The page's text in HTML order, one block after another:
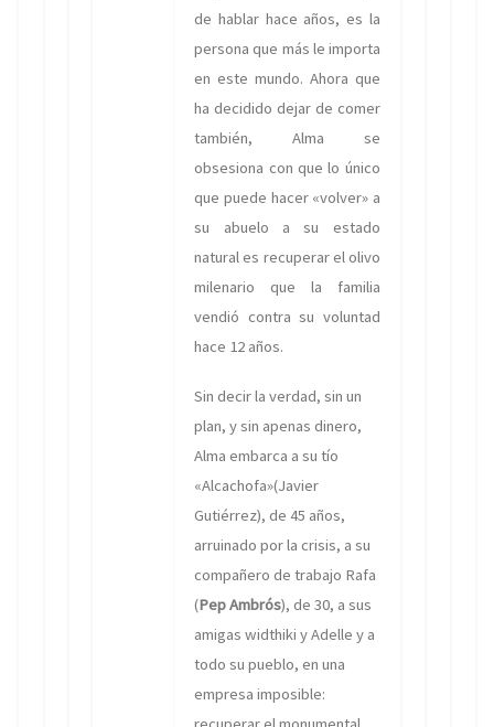
de hablar hace años, es la
persona que más le importa
en este mundo. Ahora que
ha decidido dejar de comer
también, Alma se
obsesiona con que lo único
que puede hacer «volver» a
su abuelo a su estado
natural es recuperar el olivo
milenario que la familia
vendió contra su voluntad
hace 12 años.
Sin decir la verdad, sin un
plan, y sin apenas dinero,
Alma embarca a su tío
«Alcachofa»(Javier
Gutiérrez), de 45 años,
arruinado por la crisis, a su
compañero de trabajo Rafa
(Pep Ambrós), de 30, a sus
amigas widthiki y Adelle y a
todo su pueblo, en una
empresa imposible: